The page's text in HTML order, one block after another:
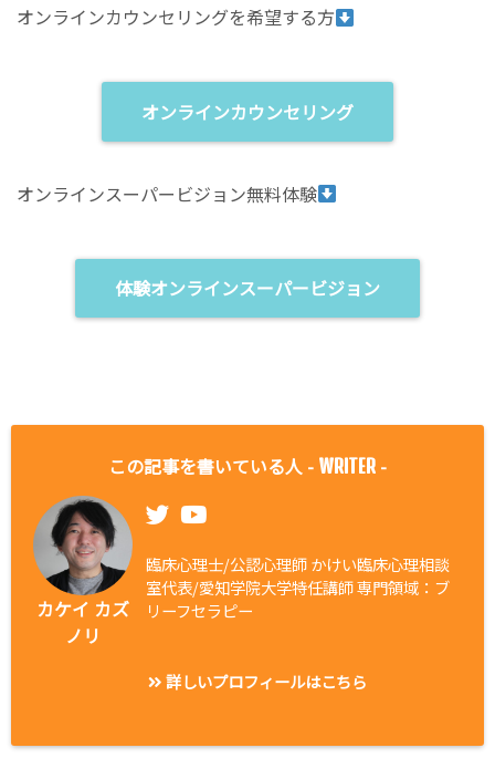
オンラインカウンセリングを希望する方
オンラインカウンセリング
オンラインスーパービジョン無料体験
体験オンラインスーパービジョン
この記事を書いている人 - WRITER -
カケイ カズ
ノリ
臨床心理士/公認心理師 かけい臨床心理相談
室代表/愛知学院大学特任講師 専門領域：ブ
リーフセラピー
詳しいプロフィールはこちら